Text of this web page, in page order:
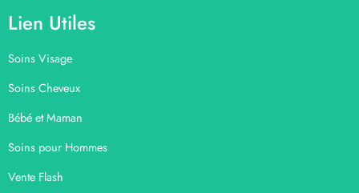
Lien Utiles
Soins Visage
Soins Cheveux
Bébé et Maman
Soins pour Hommes
Vente Flash